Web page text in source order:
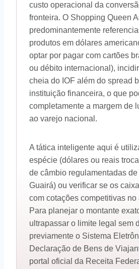
custo operacional da
fronteira. O Shopping Queen
predominantemente
produtos em dólares
optar por pagar com cartões
ou débito internacional),
cheia do IOF além do spread
instituição financeira, o que
completamente a margem de
ao varejo nacional.
A tática inteligente aqui é
espécie (dólares ou reais
de câmbio regulamentadas de
Guairá) ou verificar se os
com cotações competitivas no
Para planejar o montante
ultrapassar o limite legal sem
previamente o Sistema
Declaração de Bens de
portal oficial da Receita